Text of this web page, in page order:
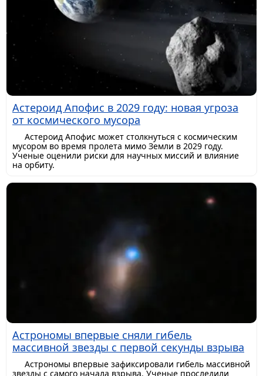
Астероид Апофис в 2029 году: новая угроза
от космического мусора
Астероид Апофис может столкнуться с космическим
мусором во время пролета мимо Земли в 2029 году.
Ученые оценили риски для научных миссий и влияние
на орбиту.
Астрономы впервые сняли гибель
массивной звезды с первой секунды взрыва
Астрономы впервые зафиксировали гибель массивной
звезды с самого начала взрыва. Ученые проследили